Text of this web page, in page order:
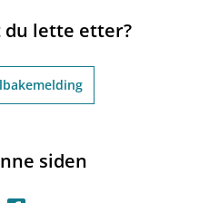
du lette etter?
siden